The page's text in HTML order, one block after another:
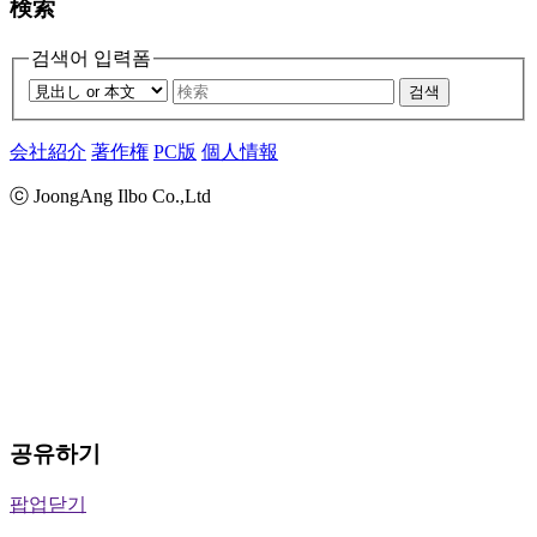
検索
검색어 입력폼
검색
会社紹介 著作権 PC版 個人情報
ⓒ JoongAng Ilbo Co.,Ltd
공유하기
팝업닫기